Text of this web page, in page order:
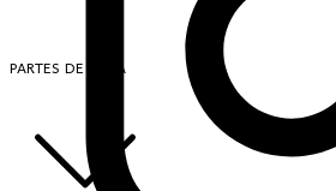
PARTES DE CIMA